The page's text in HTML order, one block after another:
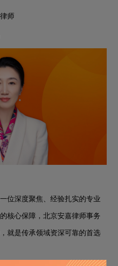
师
位深度聚焦、经验扎实的专业
核心保障，北京安嘉律师事务
就是传承领域资深可靠的首选